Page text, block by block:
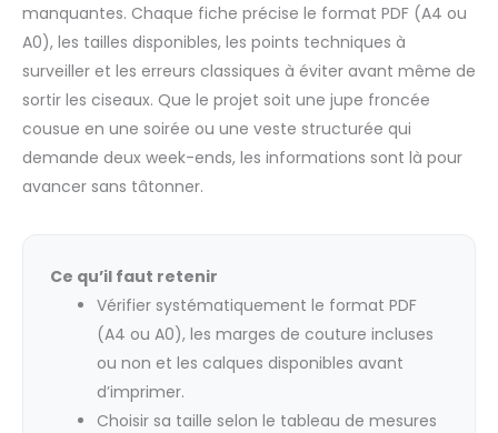
manquantes. Chaque fiche précise le format PDF (A4 ou
A0), les tailles disponibles, les points techniques à
surveiller et les erreurs classiques à éviter avant même de
sortir les ciseaux. Que le projet soit une jupe froncée
cousue en une soirée ou une veste structurée qui
demande deux week-ends, les informations sont là pour
avancer sans tâtonner.
Ce qu’il faut retenir
Vérifier systématiquement le format PDF
(A4 ou A0), les marges de couture incluses
ou non et les calques disponibles avant
d’imprimer.
Choisir sa taille selon le tableau de mesures